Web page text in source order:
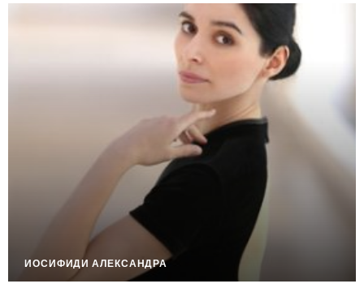
ИОСИФИДИ АЛЕКСАНДРА